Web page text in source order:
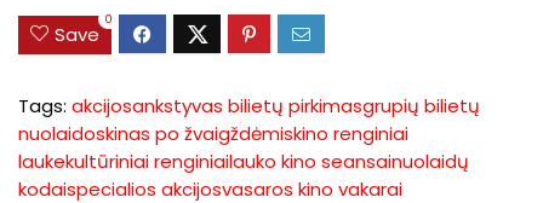
Save
0
Tags: akcijosankstyvas bilietų pirkimasgrupių bilietų
nuolaidoskinas po žvaigždėmiskino renginiai
laukekultūriniai renginiailauko kino seansainuolaidų
kodaispecialios akcijosvasaros kino vakarai